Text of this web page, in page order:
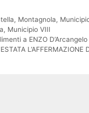
, Montagnola,
, Municipio VIII
a ENZO